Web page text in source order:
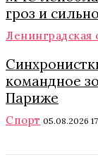
гроз и
Ленинградская
командное
Париже
Спорт 05.08.2026